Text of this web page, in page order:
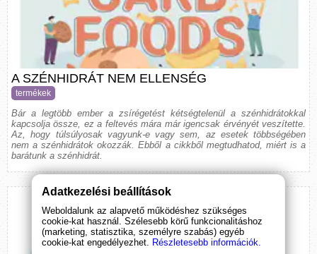
A SZÉNHIDRÁT NEM ELLENSÉG
termékek
Bár a legtöbb ember a zsírégetést kétségtelenül a szénhidrátokkal
kapcsolja össze, ez a feltevés mára már igencsak érvényét veszítette.
Az, hogy túlsúlyosak vagyunk-e vagy sem, az esetek többségében
nem a szénhidrátok okozzák. Ebből a cikkből megtudhatod, miért is a
barátunk a szénhidrát.
Adatkezelési beállítások
Weboldalunk az alapvető működéshez szükséges
cookie-kat használ. Szélesebb körű funkcionalitáshoz
(marketing, statisztika, személyre szabás) egyéb
cookie-kat engedélyezhet. Részletesebb információk.